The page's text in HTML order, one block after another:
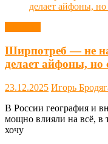
Ширпотреб — не
делает айфоны, но
23.12.2025 Игорь
В России география и
мощно влияли на всё, в
хочу